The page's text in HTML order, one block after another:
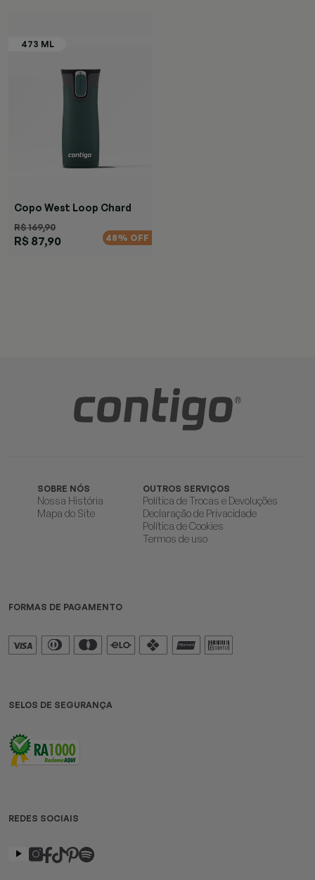
Copo West Loop Chard
R$ 169,90
R$ 87,90 48% OFF
SOBRE NÓS
Nossa História
Mapa do Site
OUTROS SERVIÇOS
Política de Trocas e Devoluções
Declaração de Privacidade
Política de Cookies
Termos de uso
FORMAS DE PAGAMENTO
SELOS DE SEGURANÇA
REDES SOCIAIS